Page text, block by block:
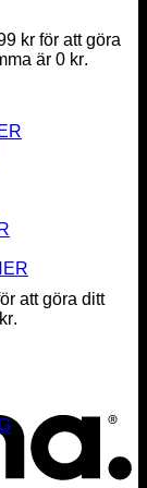
kr för att göra
är 0 kr.
att göra ditt
kr.